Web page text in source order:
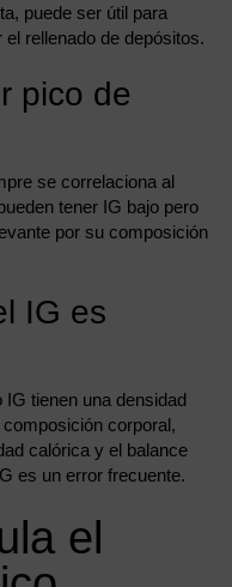
puede ser útil para
rellenado de depósitos.
pico de
se correlaciona al
tener IG bajo pero
por su composición
IG es
tienen una densidad
corporal,
calórica y el balance
es un error frecuente.
el